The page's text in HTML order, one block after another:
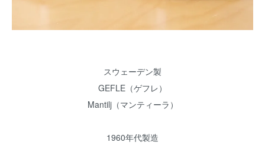
スウェーデン製
GEFLE（ゲフレ）
Mantilj（マンティーラ）
1960年代製造